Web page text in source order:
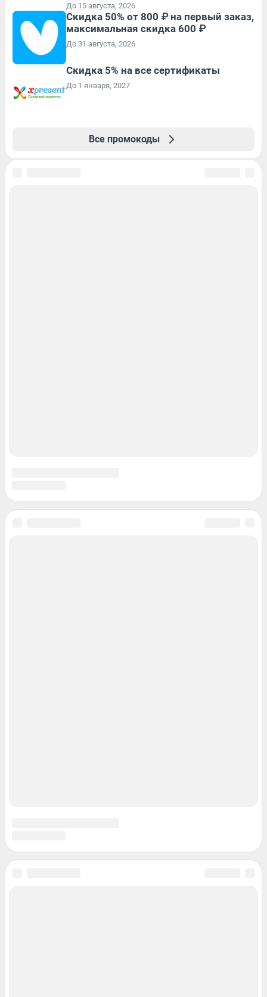
До 15 августа, 2026
Скидка 50% от 800 ₽ на первый заказ,
максимальная скидка 600 ₽
До 31 августа, 2026
Скидка 5% на все сертификаты
До 1 января, 2027
Все промокоды